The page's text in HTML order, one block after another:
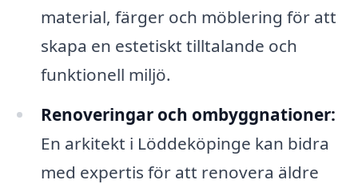
material, färger och möblering för att
skapa en estetiskt tilltalande och
funktionell miljö.
Renoveringar och ombyggnationer:
En arkitekt i Löddeköpinge kan bidra
med expertis för att renovera äldre